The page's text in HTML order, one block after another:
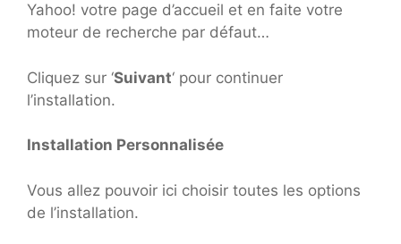
Yahoo! votre page d’accueil et en faite votre
moteur de recherche par défaut…
Cliquez sur ‘Suivant‘ pour continuer
l’installation.
Installation Personnalisée
Vous allez pouvoir ici choisir toutes les options
de l’installation.